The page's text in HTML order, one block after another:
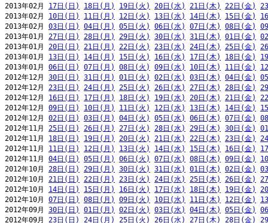
2013年02月 17日(日) 18日(月) 19日(火) 20日(水) 21日(木) 22日(金)
2013年02月 10日(日) 11日(月) 12日(火) 13日(水) 14日(木) 15日(金)
2013年02月 03日(日) 04日(月) 05日(火) 06日(水) 07日(木) 08日(金)
2013年01月 27日(日) 28日(月) 29日(火) 30日(水) 31日(木) 01日(金)
2013年01月 20日(日) 21日(月) 22日(火) 23日(水) 24日(木) 25日(金)
2013年01月 13日(日) 14日(月) 15日(火) 16日(水) 17日(木) 18日(金)
2013年01月 06日(日) 07日(月) 08日(火) 09日(水) 10日(木) 11日(金)
2012年12月 30日(日) 31日(月) 01日(火) 02日(水) 03日(木) 04日(金)
2012年12月 23日(日) 24日(月) 25日(火) 26日(水) 27日(木) 28日(金)
2012年12月 16日(日) 17日(月) 18日(火) 19日(水) 20日(木) 21日(金)
2012年12月 09日(日) 10日(月) 11日(火) 12日(水) 13日(木) 14日(金)
2012年12月 02日(日) 03日(月) 04日(火) 05日(水) 06日(木) 07日(金)
2012年11月 25日(日) 26日(月) 27日(火) 28日(水) 29日(木) 30日(金)
2012年11月 18日(日) 19日(月) 20日(火) 21日(水) 22日(木) 23日(金)
2012年11月 11日(日) 12日(月) 13日(火) 14日(水) 15日(木) 16日(金)
2012年11月 04日(日) 05日(月) 06日(火) 07日(水) 08日(木) 09日(金)
2012年10月 28日(日) 29日(月) 30日(火) 31日(水) 01日(木) 02日(金)
2012年10月 21日(日) 22日(月) 23日(火) 24日(水) 25日(木) 26日(金)
2012年10月 14日(日) 15日(月) 16日(火) 17日(水) 18日(木) 19日(金)
2012年10月 07日(日) 08日(月) 09日(火) 10日(水) 11日(木) 12日(金)
2012年09月 30日(日) 01日(月) 02日(火) 03日(水) 04日(木) 05日(金)
2012年09月 23日(日) 24日(月) 25日(火) 26日(水) 27日(木) 28日(金)